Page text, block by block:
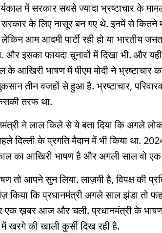
में सरकार सबसे ज्यादा भ्रष्टाचार के
सरकार के लिए नासूर बन गए थे. इनमें से
आम आदमी पार्टी रही हो या भारतीय
और इसका फायदा चुनावों में दिखा भी. और
आखिरी भाषण में पीएम मोदी ने भ्रष्टाचार
तीन वजहों से हुआ है. भ्रष्टाचार,
तरफ था.
ने लाल किले से ये बता दिया कि अगले
दिल्ली के प्रगति मैदान में भी किया था.
का आखिरी भाषण है और अगली साल वो
तो आपने सुन लिया. लाज़मी है, विपक्ष की
किया कि प्रधानमंत्री अगले साल झंडा तो
ख़बर आज और चली. प्रधानमंत्री के भाषण
खरगे की खाली कुर्सी दिख रही है.